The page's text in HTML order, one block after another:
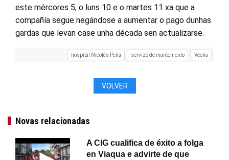
este mércores 5, o luns 10 e o martes 11 xa que a
compañía segue negándose a aumentar o pago dunhas
gardas que levan case unha década sen actualizarse.
hospital Nicolás Peña servizo de mantemento Veolia
VOLVER
Novas relacionadas
A CIG cualifica de éxito a folga
en Viaqua e advirte de que